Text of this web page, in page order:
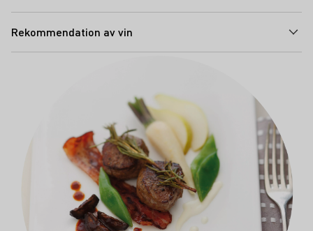
Rekommendation av vin